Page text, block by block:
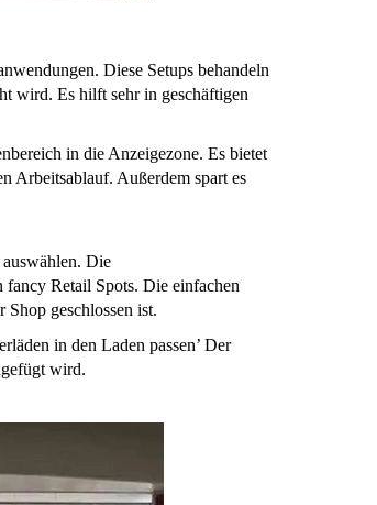
Diese Setups behandeln
wird. Es hilft sehr in geschäftigen
in die Anzeigezone. Es bietet
Arbeitsablauf. Außerdem spart es
Die
fancy Retail Spots. Die einfachen
geschlossen ist.
in den Laden passen’ Der
wird.